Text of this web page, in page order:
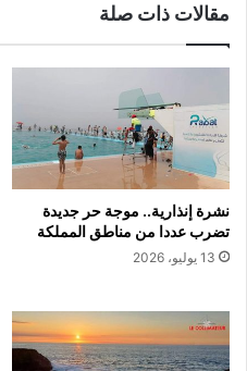
مقالات ذات صلة
نشرة إنذارية.. موجة حر جديدة
تضرب عددا من مناطق المملكة
13 يوليو، 2026